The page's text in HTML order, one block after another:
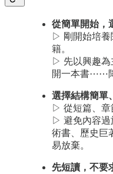
從簡單開始，
▷ 剛開始培養
籍。
▷ 先以興趣為
開一本書⋯⋯
選擇結構簡單
▷ 從短篇、章
▷ 避免內容過
術書、歷史巨
易放棄。
先短讀，不要